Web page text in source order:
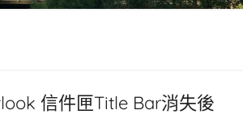
信件匣Title Bar消失後